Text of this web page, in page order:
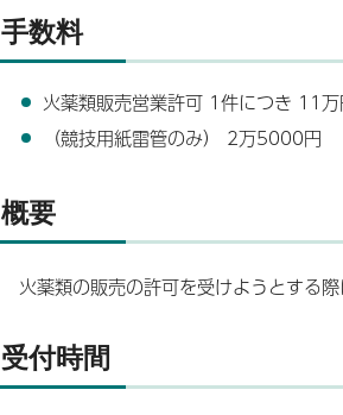
手数料
火薬類販売営業許可 1件につき 11万
（競技用紙雷管のみ） 2万5000円
概要
火薬類の販売の許可を受けようとする際
受付時間